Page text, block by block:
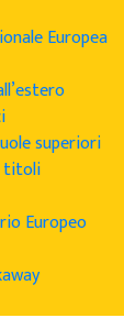
Europea
superiori
titoli
Europeo